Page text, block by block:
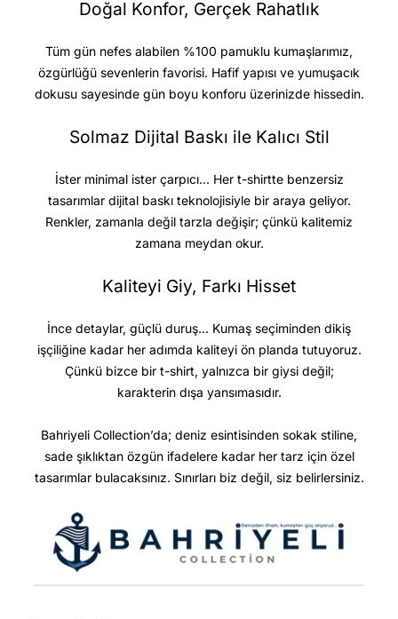
Doğal Konfor, Gerçek Rahatlık
Tüm gün nefes alabilen %100 pamuklu kumaşlarımız,
özgürlüğü sevenlerin favorisi. Hafif yapısı ve yumuşacık
dokusu sayesinde gün boyu konforu üzerinizde hissedin.
Solmaz Dijital Baskı ile Kalıcı Stil
İster minimal ister çarpıcı… Her t-shirtte benzersiz
tasarımlar dijital baskı teknolojisiyle bir araya geliyor.
Renkler, zamanla değil tarzla değişir; çünkü kalitemiz
zamana meydan okur.
Kaliteyi Giy, Farkı Hisset
İnce detaylar, güçlü duruş… Kumaş seçiminden dikiş
işçiliğine kadar her adımda kaliteyi ön planda tutuyoruz.
Çünkü bizce bir t-shirt, yalnızca bir giysi değil;
karakterin dışa yansımasıdır.
Bahriyeli Collection’da; deniz esintisinden sokak stiline,
sade şıklıktan özgün ifadelere kadar her tarz için özel
tasarımlar bulacaksınız. Sınırları biz değil, siz belirlersiniz.